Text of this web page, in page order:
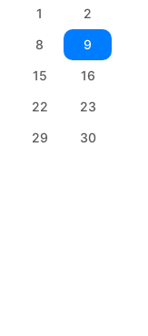
1
2
8
9
15
16
22
23
29
30